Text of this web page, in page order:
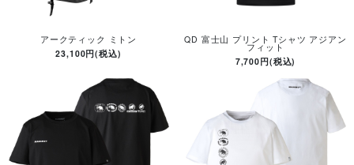
アークティック ミトン
23,100円(税込)
QD 富士山 プリント Tシャツ アジアン
フィット
7,700円(税込)